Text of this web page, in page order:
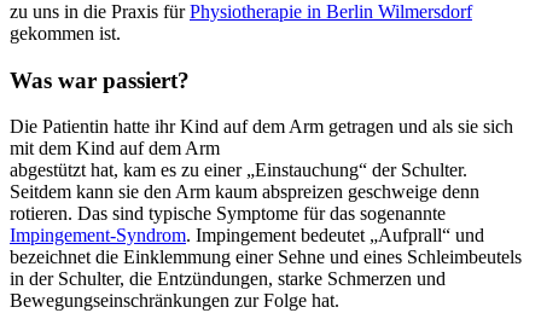
zu uns in die Praxis fürPhysiotherapie in Berlin Wilmersdorf
gekommen ist.
Was war passiert?
Die Patientin hatte ihr Kind auf dem Arm getragen und als sie sich
mit dem Kind auf dem Arm
abgestützt hat, kam es zu einer „Einstauchung“ der Schulter.
Seitdem kann sie den Arm kaum abspreizen geschweige denn
rotieren. Das sind typische Symptome für das sogenannte
Impingement-Syndrom. Impingement bedeutet „Aufprall“ und
bezeichnet die Einklemmung einer Sehne und eines Schleimbeutels
in der Schulter, die Entzündungen, starke Schmerzen und
Bewegungseinschränkungen zur Folge hat.